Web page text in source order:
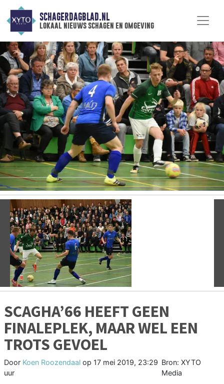
SCHAGERDAGBLAD.NL
lokaal nieuws schagen en omgeving
Vorige
SCAGHA’66 HEEFT GEEN
FINALEPLEK, MAAR WEL EEN
TROTS GEVOEL
Door Koen Roozendaal op 17 mei 2019, 23:29
uur
Bron: XYTO
Media